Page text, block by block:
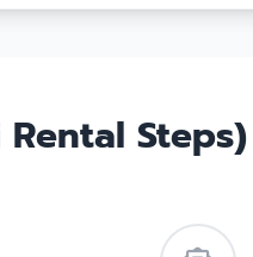
Rental Steps)